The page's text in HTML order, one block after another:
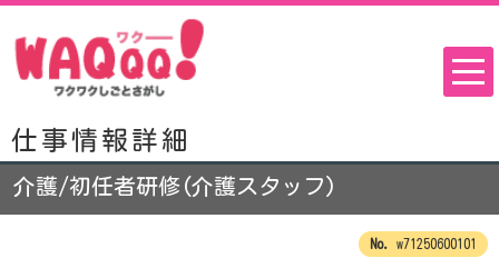
仕事情報詳細
介護/初任者研修(介護スタッフ)
w71250600101